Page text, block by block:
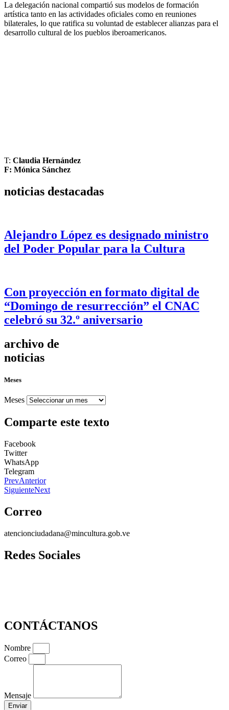
‎La delegación nacional compartió sus modelos de formación
artística tanto en las actividades oficiales como en reuniones
bilaterales, lo que ratifica su voluntad de establecer alianzas para el
desarrollo cultural de los pueblos iberoamericanos.
‎T: Claudia Hernández
‎F: Mónica Sánchez
noticias destacadas
Alejandro López es designado ministro
del Poder Popular para la Cultura
Con proyección en formato digital de
“Domingo de resurrección” el CNAC
celebró su 32.º aniversario
archivo de
noticias
Meses
Meses
Comparte este texto
Facebook
Twitter
WhatsApp
Telegram
PrevAnterior
SiguienteNext
Correo
atencionciudadana@mincultura.gob.ve
Redes Sociales
CONTÁCTANOS
Nombre
Correo
Mensaje
Enviar